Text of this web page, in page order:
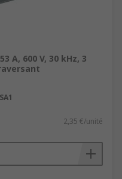
A, 600 V, 30 kHz, 3
2,35 €/unité